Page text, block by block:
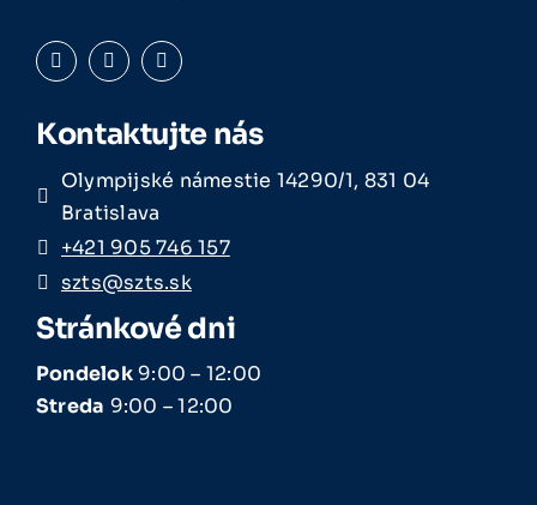
Kontaktujte nás
Olympijské námestie 14290/1, 831 04
Bratislava
+421 905 746 157
szts@szts.sk
Stránkové dni
Pondelok9:00 – 12:00
Streda 9:00 – 12:00